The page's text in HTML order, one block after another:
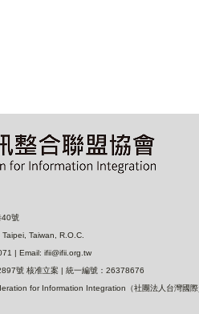
40號
Taiwan, R.O.C.
| Email: ifii@ifii.org.tw
號 核准立案 | 統一編號：26378676
for Information Integration（社團法人台灣國際